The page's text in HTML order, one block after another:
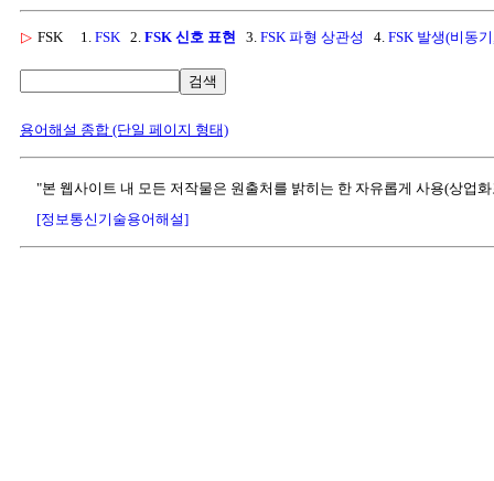
▷ FSK 1. FSK 2. FSK 신호 표현 3. FSK 파형 상관성 4. FSK 발생(비동
검색
용어해설 종합 (단일 페이지 형태)
"본 웹사이트 내 모든 저작물은 원출처를 밝히는 한 자유롭게 사용(상업
[정보통신기술용어해설]